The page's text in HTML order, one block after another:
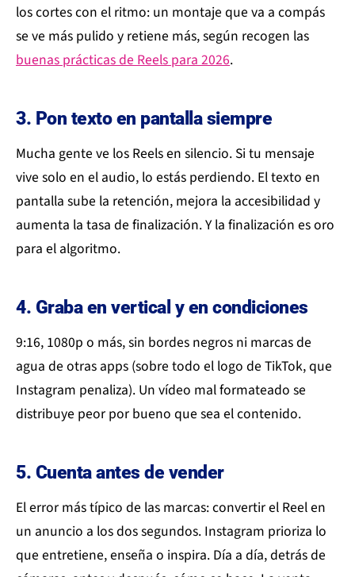
los cortes con el ritmo: un montaje que va a compás
se ve más pulido y retiene más, según recogen las
buenas prácticas de Reels para 2026.
3. Pon texto en pantalla siempre
Mucha gente ve los Reels en silencio. Si tu mensaje
vive solo en el audio, lo estás perdiendo. El texto en
pantalla sube la retención, mejora la accesibilidad y
aumenta la tasa de finalización. Y la finalización es oro
para el algoritmo.
4. Graba en vertical y en condiciones
9:16, 1080p o más, sin bordes negros ni marcas de
agua de otras apps (sobre todo el logo de TikTok, que
Instagram penaliza). Un vídeo mal formateado se
distribuye peor por bueno que sea el contenido.
5. Cuenta antes de vender
El error más típico de las marcas: convertir el Reel en
un anuncio a los dos segundos. Instagram prioriza lo
que entretiene, enseña o inspira. Día a día, detrás de